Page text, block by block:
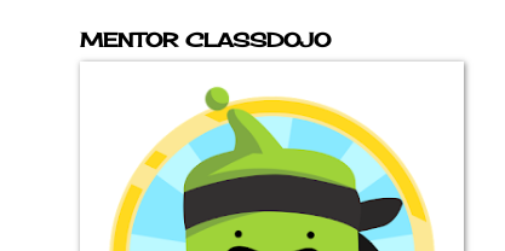
MENTOR CLASSDOJO